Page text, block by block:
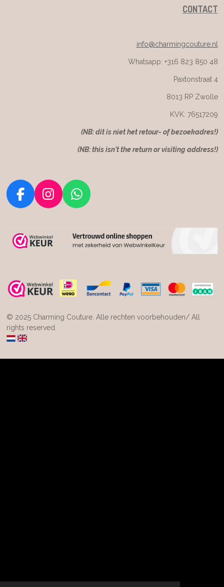
CONTACT
info@charmingcouture.nl
Whatsapp: +316 823 850 48
Paxtonstraat 4
8013 RP Zwolle
KVK: 76517209
(NB: dit is niet het retour- of bezoekadres!)
(NB: this isn't the return or visiting address!)
F
e
o
k
I
t
r
a
W
t
p
p
© 2025 Charming Couture. Alle rechten voorbehouden/ All
rights reserved.